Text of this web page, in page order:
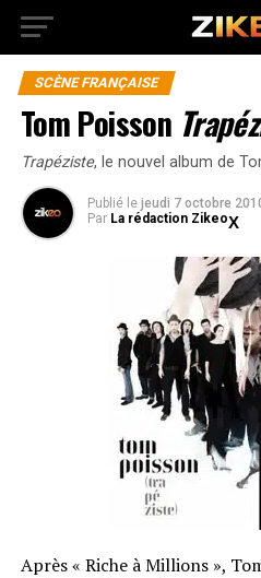
SCÈNE FRANÇAISE
Tom Poisson
Trapéziste, le nouvel album de
Publié le jeudi 7 octobre
Par La rédaction Zikeo
Après « Riche à Millions »,